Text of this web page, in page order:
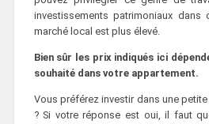
investissements patrimoniaux
marché local est plus élevé.
Bien sûr les prix indiqués ici
souhaité dans votre appartement.
Vous préférez investir dans une
? Si votre réponse est oui, il faut